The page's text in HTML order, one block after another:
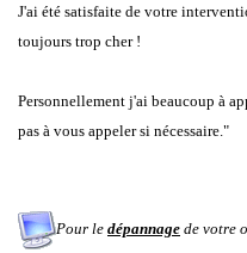
J'ai été satisfaite de votre
toujours trop cher !
Personnellement j'ai beaucoup à
pas à vous appeler si nécessaire."
Pour le dépannage de votre